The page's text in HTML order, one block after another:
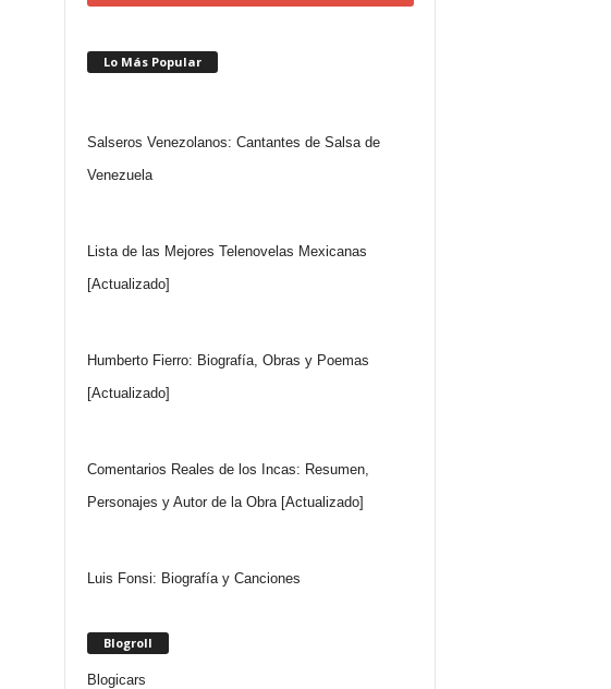
Lo Más Popular
Salseros Venezolanos: Cantantes de Salsa de
Venezuela
Lista de las Mejores Telenovelas Mexicanas
[Actualizado]
Humberto Fierro: Biografía, Obras y Poemas
[Actualizado]
Comentarios Reales de los Incas: Resumen,
Personajes y Autor de la Obra [Actualizado]
Luis Fonsi: Biografía y Canciones
Blogroll
Blogicars